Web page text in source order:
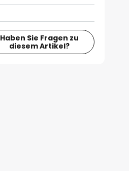
Haben Sie Fragen zu
diesem Artikel?